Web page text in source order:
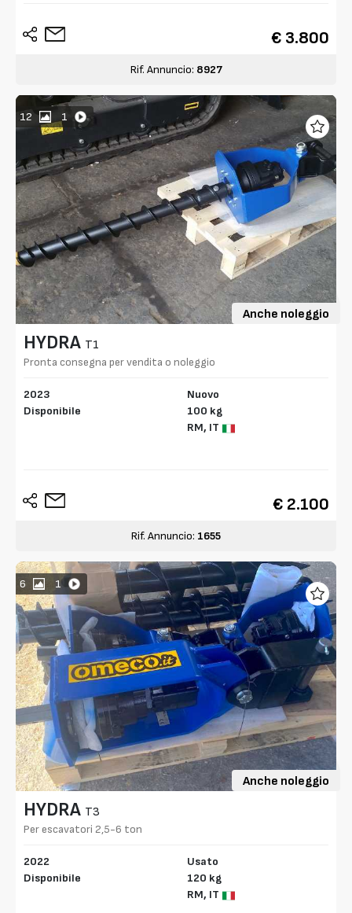
€ 3.800
Rif. Annuncio: 8927
12 1
Anche noleggio
HYDRA T1
Pronta consegna per vendita o noleggio
2023
Disponibile
Nuovo
100 kg
RM, IT
€ 2.100
Rif. Annuncio: 1655
6 1
Anche noleggio
HYDRA T3
Per escavatori 2,5-6 ton
2022
Disponibile
Usato
120 kg
RM, IT